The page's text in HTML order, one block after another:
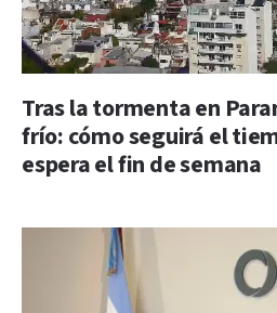
Tras la tormenta en
frío: cómo seguirá el
espera el fin de semana